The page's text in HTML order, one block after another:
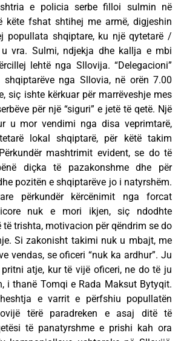
e policia serbe filloi sulmin në
këte fshat shtihej me armë, digjeshin
popullata shqiptare, ku një qytetarë /
vra. Sulmi, ndjekja dhe kallja e mbi
lehtë nga Sllovija. “Delegacioni”
shqiptarëve nga Sllovia, në orën 7.00
siç ishte kërkuar për marrëveshje mes
për një “siguri” e jetë të qetë. Një
u mor vendimi nga disa veprimtarë,
lokal shqiptarë, për këtë takim
mashtrimit evident, se do të
diçka të pazakonshme dhe për
pozitën e shqiptarëve jo i natyrshëm.
përkundër kërcënimit nga forcat
nuk e mori ikjen, siç ndodhte
trishta, motivacion për qëndrim se do
Si zakonisht takimi nuk u mbajt, me
vendas, se oficeri “nuk ka ardhur”. Ju
atje, kur të vijë oficeri, ne do të ju
i thanë Tomqi e Rada Maksut Bytyqit.
e varrit e përfshiu popullatën
tërë paradreken e asaj ditë të
të panatyrshme e prishi kah ora